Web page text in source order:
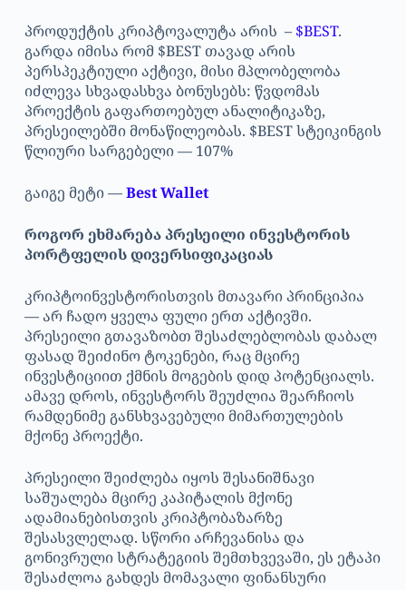
პროდუქტის კრიპტოვალუტა არის – $BEST.
გარდა იმისა რომ $BEST თავად არის
პერსპეკტიული აქტივი, მისი მპლობელობა
იძლევა სხვადასხვა ბონუსებს: წვდომას
პროექტის გაფართოებულ ანალიტიკაზე,
პრესეილებში მონაწილეობას. $BEST სტეიკინგის
წლიური სარგებელი — 107%
გაიგე მეტი —Best Wallet
როგორ ეხმარება პრესეილი ინვესტორის
პორტფელის დივერსიფიკაციას
კრიპტოინვესტორისთვის მთავარი პრინციპია
— არ ჩადო ყველა ფული ერთ აქტივში.
პრესეილი გთავაზობთ შესაძლებლობას დაბალ
ფასად შეიძინო ტოკენები, რაც მცირე
ინვესტიციით ქმნის მოგების დიდ პოტენციალს.
ამავე დროს, ინვესტორს შეუძლია შეარჩიოს
რამდენიმე განსხვავებული მიმართულების
მქონე პროექტი.
პრესეილი შეიძლება იყოს შესანიშნავი
საშუალება მცირე კაპიტალის მქონე
ადამიანებისთვის კრიპტობაზარზე
შესასვლელად. სწორი არჩევანისა და
გონივრული სტრატეგიის შემთხვევაში, ეს ეტაპი
შესაძლოა გახდეს მომავალი ფინანსური